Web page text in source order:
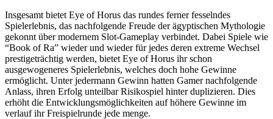
Insgesamt bietet Eye of Horus das rundes ferner fesselndes
Spielerlebnis, das nachfolgende Freude der ägyptischen Mythologie
gekonnt über modernem Slot-Gameplay verbindet. Dabei Spiele wie
“Book of Ra” wieder und wieder für jedes deren extreme Wechsel
prestigeträchtig werden, bietet Eye of Horus ihr schon
ausgewogeneres Spielerlebnis, welches doch hohe Gewinne
ermöglicht. Unter jedermann Gewinn hatten Gamer nachfolgende
Anlass, ihren Erfolg unteilbar Risikospiel hinter duplizieren. Dies
erhöht die Entwicklungsmöglichkeiten auf höhere Gewinne im
verlauf ihr Freispielrunde jede menge.